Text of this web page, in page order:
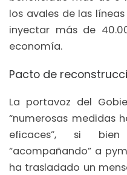
los avales de las
inyectar más de
economía.
Pacto de
La portavoz del
“numerosas medidas
eficaces”, si
“acompañando” a
ha trasladado un